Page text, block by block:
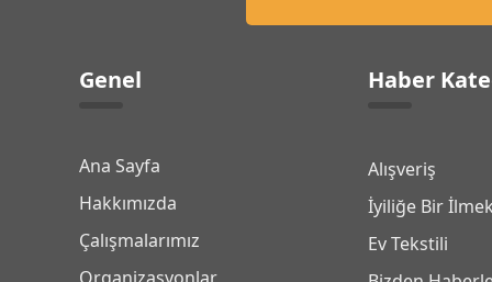
Genel
Ana Sayfa
Hakkımızda
Çalışmalarımız
Haber
Alışveriş
İyiliğe Bir
Ev Tekstili